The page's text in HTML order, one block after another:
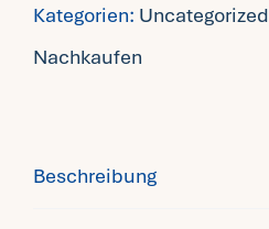
Kategorien: Uncategorized
Nachkaufen
Beschreibung